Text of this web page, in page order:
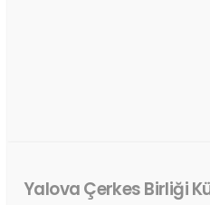
Yalova Çerkes Birliği